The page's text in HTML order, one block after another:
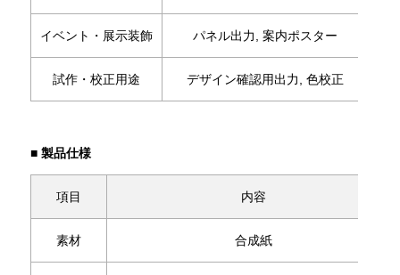
イベント・展示装飾 パネル出力, 案内ポスター
試作・校正用途 デザイン確認用出力, 色校正
■ 製品仕様
項目 内容
素材 合成紙